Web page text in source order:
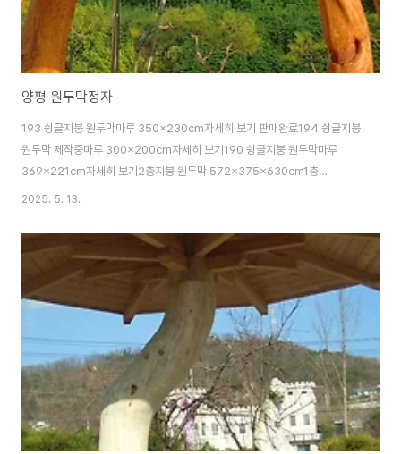
양평 원두막정자
193 슁글지붕 원두막마루 350x230cm자세히 보기 판매완료194 슁글지붕
원두막 제작중마루 300x200cm자세히 보기190 슁글지붕 원두막마루
369x221cm자세히 보기2층지붕 원두막 572x375x630cm1층
572x375x276cm, 2층지붕 295x240x105cm자세히 보기132 3층지
자 공장도가격 제작판매 설치사업자번호 132-20-52045 통신판매번호 제
2017-경기양평-0073호 경기도 양평군 옥천면 옥천리 75문의
01040252435
2025. 5. 13.